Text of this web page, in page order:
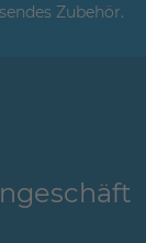
Zubehör.